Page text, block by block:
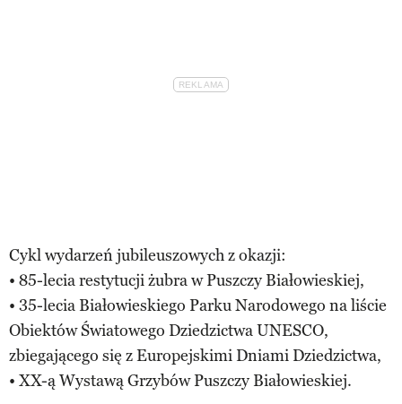
Cykl wydarzeń jubileuszowych z okazji:
• 85-lecia restytucji żubra w Puszczy Białowieskiej,
• 35-lecia Białowieskiego Parku Narodowego na liście
Obiektów Światowego Dziedzictwa UNESCO,
zbiegającego się z Europejskimi Dniami Dziedzictwa,
• XX-ą Wystawą Grzybów Puszczy Białowieskiej.